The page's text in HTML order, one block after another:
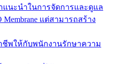
แนะนำในการจัดการและดูแล
แต่สามารถสร้าง
พให้กับพนักงานรักษาความ